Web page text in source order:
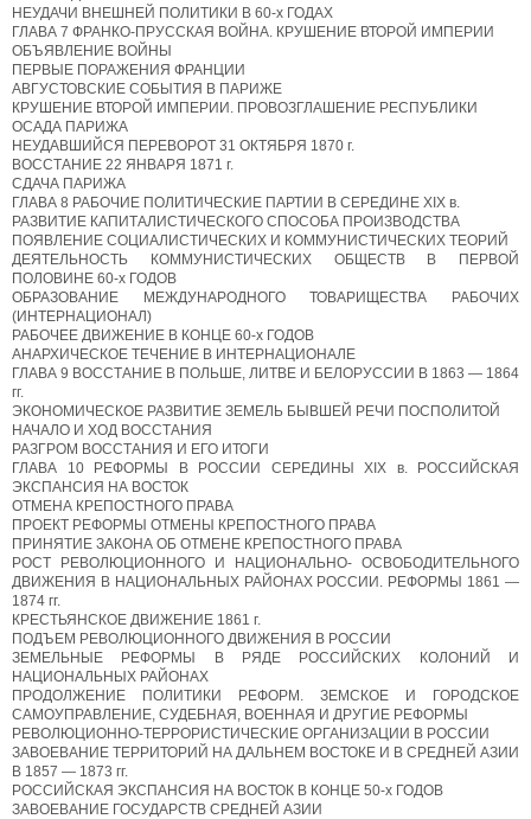
НЕУДАЧИ ВНЕШНЕЙ ПОЛИТИКИ B 60-х ГОДАХ
ГЛАВА 7 ФРАНКО-ПРУССКАЯ ВОЙНА. КРУШЕНИЕ ВТОРОЙ ИМПЕРИИ
ОБЪЯВЛЕНИЕ ВОЙНЫ
ПЕРВЫЕ ПОРАЖЕНИЯ ФРАНЦИИ
АВГУСТОВСКИЕ СОБЫТИЯ B ПАРИЖЕ
КРУШЕНИЕ ВТОРОЙ ИМПЕРИИ. ПРОВОЗГЛАШЕНИЕ РЕСПУБЛИКИ
ОСАДА ПАРИЖА
НЕУДАВШИЙСЯ ПЕРЕВОРОТ 31 ОКТЯБРЯ 1870 г.
ВОССТАНИЕ 22 ЯНВАРЯ 1871 г.
СДАЧА ПАРИЖА
ГЛАВА 8 РАБОЧИЕ ПОЛИТИЧЕСКИЕ ПАРТИИ В СЕРЕДИНЕ XIX в.
РАЗВИТИЕ КАПИТАЛИСТИЧЕСКОГО СПОСОБА ПРОИЗВОДСТВА
ПОЯВЛЕНИЕ СОЦИАЛИСТИЧЕСКИХ И КОММУНИСТИЧЕСКИХ ТЕОРИЙ
ДЕЯТЕЛЬНОСТЬ КОММУНИСТИЧЕСКИХ ОБЩЕСТВ В ПЕРВОЙ
ПОЛОВИНЕ 60-х ГОДОВ
ОБРАЗОВАНИЕ МЕЖДУНАРОДНОГО ТОВАРИЩЕСТВА РАБОЧИХ
(ИНТЕРНАЦИОНАЛ)
РАБОЧЕЕ ДВИЖЕНИЕ В КОНЦЕ 60-х ГОДОВ
АНАРХИЧЕСКОЕ ТЕЧЕНИЕ В ИНТЕРНАЦИОНАЛЕ
ГЛАВА 9 ВОССТАНИЕ В ПОЛЬШЕ, ЛИТВЕ И БЕЛОРУССИИ В 1863 — 1864
гг.
ЭКОНОМИЧЕСКОЕ РАЗВИТИЕ ЗЕМЕЛЬ БЫВШЕЙ РЕЧИ ПОСПОЛИТОЙ
НАЧАЛО И ХОД ВОССТАНИЯ
РАЗГРОМ ВОССТАНИЯ И ЕГО ИТОГИ
ГЛАВА 10 РЕФОРМЫ В РОССИИ СЕРЕДИНЫ XIX в. РОССИЙСКАЯ
ЭКСПАНСИЯ НА ВОСТОК
ОТМЕНА КРЕПОСТНОГО ПРАВА
ПРОЕКТ РЕФОРМЫ ОТМЕНЫ КРЕПОСТНОГО ПРАВА
ПРИНЯТИЕ ЗАКОНА ОБ ОТМЕНЕ КРЕПОСТНОГО ПРАВА
РОСТ РЕВОЛЮЦИОННОГО И НАЦИОНАЛЬНО- ОСВОБОДИТЕЛЬНОГО
ДВИЖЕНИЯ В НАЦИОНАЛЬНЫХ РАЙОНАХ РОССИИ. РЕФОРМЫ 1861 —
1874 гг.
КРЕСТЬЯНСКОЕ ДВИЖЕНИЕ 1861 г.
ПОДЪЕМ РЕВОЛЮЦИОННОГО ДВИЖЕНИЯ В РОССИИ
ЗЕМЕЛЬНЫЕ РЕФОРМЫ В РЯДЕ РОССИЙСКИХ КОЛОНИЙ И
НАЦИОНАЛЬНЫХ РАЙОНАХ
ПРОДОЛЖЕНИЕ ПОЛИТИКИ РЕФОРМ. ЗЕМСКОЕ И ГОРОДСКОЕ
САМОУПРАВЛЕНИЕ, СУДЕБНАЯ, ВОЕННАЯ И ДРУГИЕ РЕФОРМЫ
РЕВОЛЮЦИОННО-ТЕРРОРИСТИЧЕСКИЕ ОРГАНИЗАЦИИ В РОССИИ
ЗАВОЕВАНИЕ ТЕРРИТОРИЙ НА ДАЛЬНЕМ ВОСТОКЕ И В СРЕДНЕЙ АЗИИ
В 1857 — 1873 гг.
РОССИЙСКАЯ ЭКСПАНСИЯ НА ВОСТОК В КОНЦЕ 50-х ГОДОВ
ЗАВОЕВАНИЕ ГОСУДАРСТВ СРЕДНЕЙ АЗИИ